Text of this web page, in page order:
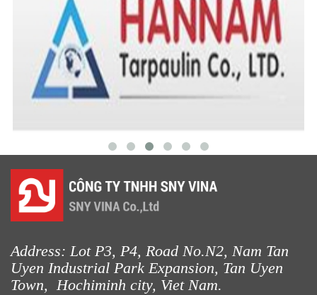
Address: Lot P3, P4, Road No.N2, Nam Tan
Uyen Industrial Park Expansion, Tan Uyen
Town, Hochiminh city, Viet Nam.